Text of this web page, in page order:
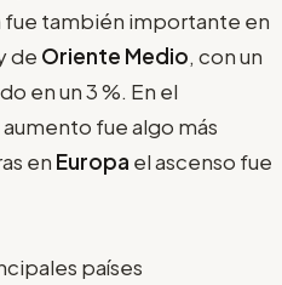
fue también importante en
de Oriente Medio, con un
en un 3 %. En el
fue algo más
en Europa el ascenso fue
países